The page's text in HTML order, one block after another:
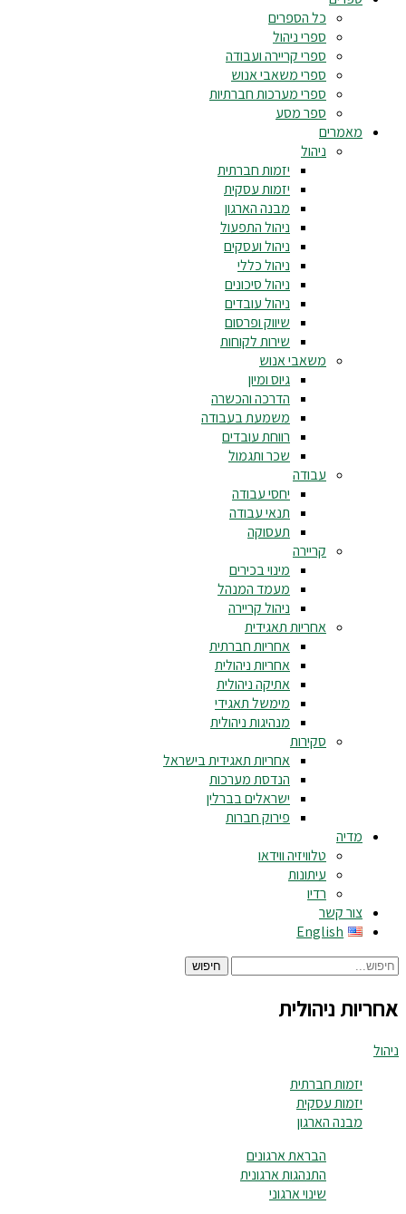
כל הספרים
ספרי ניהול
ספרי קריירה ועבודה
ספרי משאבי אנוש
ספרי מערכות חברתיות
ספר מסע
מאמרים
ניהול
יזמות חברתית
יזמות עסקית
מבנה הארגון
ניהול התפעול
ניהול ועסקים
ניהול כללי
ניהול סיכונים
ניהול עובדים
שיווק ופרסום
שירות לקוחות
משאבי אנוש
גיוס ומיון
הדרכה והכשרה
משמעת בעבודה
רווחת עובדים
שכר ותגמול
עבודה
יחסי עבודה
תנאי עבודה
תעסוקה
קריירה
מינוי בכירים
מעמד המנהל
ניהול קריירה
אחריות תאגידית
אחריות חברתית
אחריות ניהולית
אתיקה ניהולית
מימשל תאגידי
מנהיגות ניהולית
סקירות
אחריות תאגידית בישראל
הנדסת מערכות
ישראלים בברלין
פירוק חברות
מדיה
טלוויזיה ווידאו
עיתונות
רדיו
צור קשר
English
חיפוש
אחריות ניהולית
ניהול
יזמות חברתית
יזמות עסקית
מבנה הארגון
הבראת ארגונים
התנהגות ארגונית
שינוי ארגוני